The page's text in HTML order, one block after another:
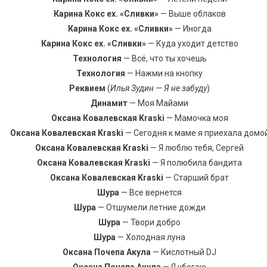
Карина Кокс ex. «Сливки»— Выше облаков
Карина Кокс ex. «Сливки»— Иногда
Карина Кокс ex. «Сливки»— Куда уходит детство
Технология — Всё, что ты хочешь
Технология — Нажми на кнопку
Реквием (Илья Зудин — Я не забуду)
Динамит — Моя Майами
Оксана Ковалевская Kraski — Мамочка моя
Оксана Ковалевская Kraski — Сегодня к маме я приехала
Оксана Ковалевская Kraski — Я люблю тебя, Сергей
Оксана Ковалевская Kraski — Я полюбила бандита
Оксана Ковалевская Kraski — Старший брат
Шура — Все вернется
Шура — Отшумели летние дожди
Шура — Твори добро
Шура — Холодная луна
Оксана Почепа Акула — Кислотный DJ